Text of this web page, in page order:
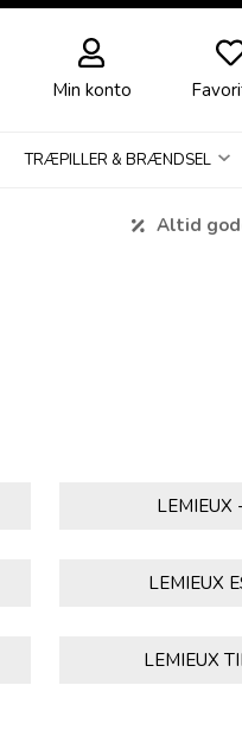
Min konto
TRÆPILLER & BRÆNDSEL
Altid
LEMIEUX
LEMIEUX
LEMIEUX